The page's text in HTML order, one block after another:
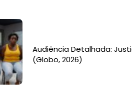
Audiência Detalhada:
(Globo, 2026)